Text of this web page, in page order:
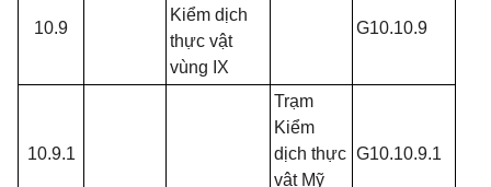
10.9
Kiểm dịch
thực vật
vùng IX
G10.10.9
10.9.1
Trạm
Kiểm
dịch thực
vật Mỹ
G10.10.9.1